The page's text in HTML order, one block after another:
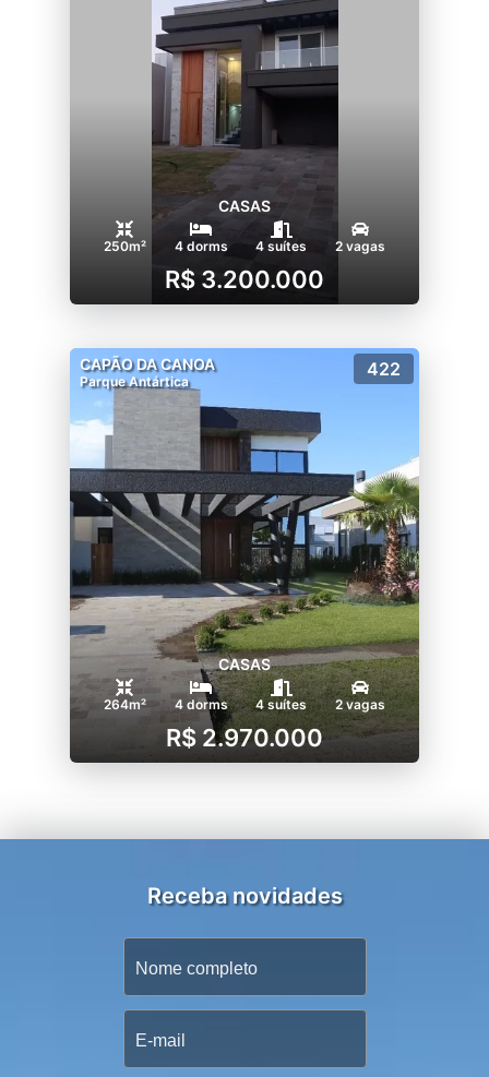
CASAS
250m² 4 dorms 4 suítes 2 vagas
R$ 3.200.000
CAPÃO DA CANOA
Parque Antártica
422
CASAS
264m² 4 dorms 4 suítes 2 vagas
R$ 2.970.000
Receba novidades